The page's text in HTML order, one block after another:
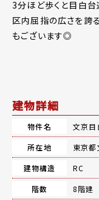
3分ほど歩くと目白台
区内屈指の広さを誇
もございます◎
建物詳細
物件名
文京目
所在地
東京
建物構造
RC
階数
8階建